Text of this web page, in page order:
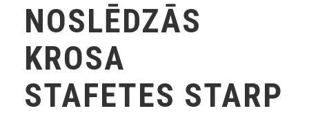
NOSLĒDZĀS
KROSA
STAFETES STARP